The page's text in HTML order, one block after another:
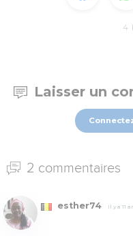
4
Laisser un
2 commentaires
esther74 Il y a 11